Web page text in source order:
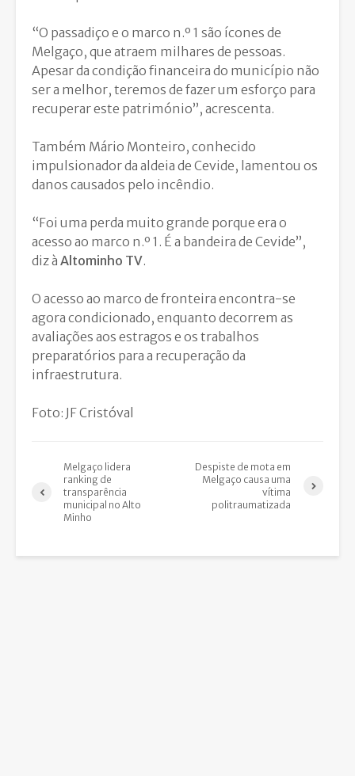
“O passadiço e o marco n.º 1 são ícones de
Melgaço, que atraem milhares de pessoas.
Apesar da condição financeira do município não
ser a melhor, teremos de fazer um esforço para
recuperar este património”, acrescenta.
Também Mário Monteiro, conhecido
impulsionador da aldeia de Cevide, lamentou os
danos causados pelo incêndio.
“Foi uma perda muito grande porque era o
acesso ao marco n.º 1. É a bandeira de Cevide”,
diz à Altominho TV.
O acesso ao marco de fronteira encontra-se
agora condicionado, enquanto decorrem as
avaliações aos estragos e os trabalhos
preparatórios para a recuperação da
infraestrutura.
Foto: JF Cristóval
Melgaço lidera
ranking de
transparência
municipal no Alto
Minho
Despiste de mota em
Melgaço causa uma
vítima
politraumatizada